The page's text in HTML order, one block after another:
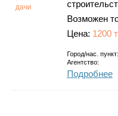
дачи
Возможен
Цена: 1200
Город/нас. пункт:
Агентство:
Подробнее